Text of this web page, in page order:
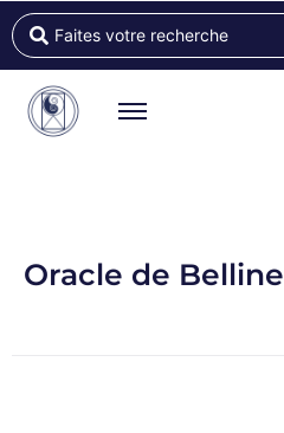
Oracle de Belline